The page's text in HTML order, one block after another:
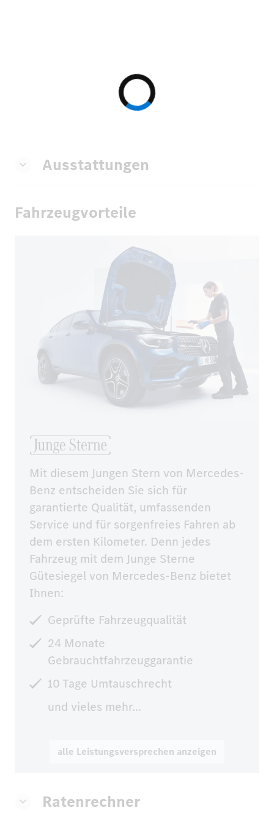
Ausstattungen
Fahrzeugvorteile
Mit diesem Jungen Stern von Mercedes-
Benz entscheiden Sie sich für
garantierte Qualität, umfassenden
Service und für sorgenfreies Fahren ab
dem ersten Kilometer. Denn jedes
Fahrzeug mit dem Junge Sterne
Gütesiegel von Mercedes-Benz bietet
Ihnen:
Geprüfte Fahrzeugqualität
24 Monate
Gebrauchtfahrzeuggarantie
10 Tage Umtauschrecht
und vieles mehr...
alle Leistungsversprechen anzeigen
Ratenrechner